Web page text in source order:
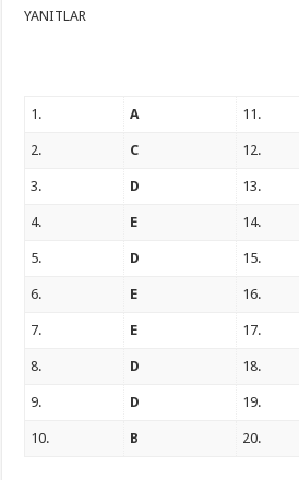
YANITLAR
1. A 11.
2. C 12.
3. D 13.
4. E 14.
5. D 15.
6. E 16.
7. E 17.
8. D 18.
9. D 19.
10. B 20.